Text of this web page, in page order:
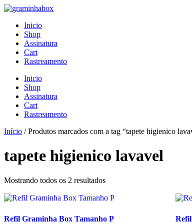
Pular
conteúdo
Inicio
Shop
Assinatura
Cart
Rastreamento
Menu
Inicio
Shop
Assinatura
Cart
Rastreamento
Início / Produtos marcados com a tag “tapete higienico
tapete higienico lavavel
Mostrando todos os 2 resultados
Refil Graminha Box Tamanho P